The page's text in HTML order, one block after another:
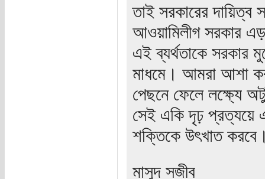
তাই সরকারের দায়িত্ব
আওয়ামিলীগ সরকার
এই ব্যর্থতাকে সরকার
মাধমে। আমরা আশা
পেছনে ফেলে লক্ষ্যে
সেই একি দৃঢ় প্রত্যয়ে
শক্তিকে উৎখাত
মাসুদ সজীব